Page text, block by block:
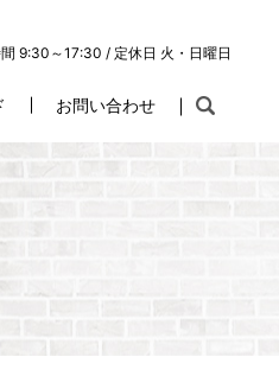
9:30～17:30 / 定休日 火・日曜日
お問い合わせ